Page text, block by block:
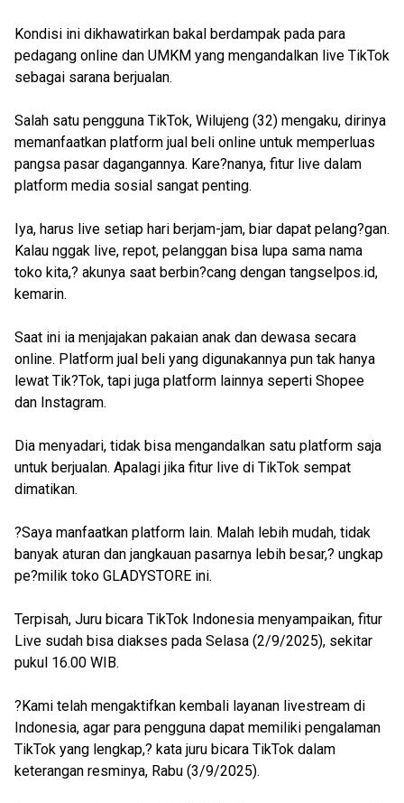
Kondisi ini dikhawatirkan bakal berdampak pada para
pedagang online dan UMKM yang mengandalkan live TikTok
sebagai sarana berjualan.
Salah satu pengguna TikTok, Wilujeng (32) mengaku, dirinya
memanfaatkan platform jual beli online untuk memperluas
pangsa pasar dagangannya. Kare?nanya, fitur live dalam
platform media sosial sangat penting.
Iya, harus live setiap hari berjam-jam, biar dapat pelang?gan.
Kalau nggak live, repot, pelanggan bisa lupa sama nama
toko kita,? akunya saat berbin?cang dengan tangselpos.id,
kemarin.
Saat ini ia menjajakan pakaian anak dan dewasa secara
online. Platform jual beli yang digunakannya pun tak hanya
lewat Tik?Tok, tapi juga platform lainnya seperti Shopee
dan Instagram.
Dia menyadari, tidak bisa mengandalkan satu platform saja
untuk berjualan. Apalagi jika fitur live di TikTok sempat
dimatikan.
?Saya manfaatkan platform lain. Malah lebih mudah, tidak
banyak aturan dan jangkauan pasarnya lebih besar,? ungkap
pe?milik toko GLADYSTORE ini.
Terpisah, Juru bicara TikTok Indonesia menyampaikan, fitur
Live sudah bisa diakses pada Selasa (2/9/2025), sekitar
pukul 16.00 WIB.
?Kami telah mengaktifkan kembali layanan livestream di
Indonesia, agar para pengguna dapat memiliki pengalaman
TikTok yang lengkap,? kata juru bicara TikTok dalam
keterangan resminya, Rabu (3/9/2025).